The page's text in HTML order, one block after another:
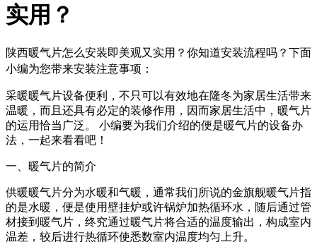
实用？
陕西暖气片怎么安装即美观又实用？你知道安装流程吗？下面
小编为您带来安装注意事项：
采暖暖气片设备便利，不只可以有效地在隆冬为家居生活带来
温暖，而且还具有必定的装修作用，因而家居生活中，暖气片
的运用恰当广泛。 小编要为我们介绍的便是暖气片的设备办
法，一起来看看吧！
一、暖气片的简介
供暖暖气片分为水暖和气暖，通常我们所说的金旗舰暖气片指
的是水暖，便是使用壁挂炉或许锅炉加热循环水，随后通过管
材接到暖气片，终究通过暖气片将合适的温度输出，构成室内
温差，较后进行热循环使悉数室内温度均匀上升。